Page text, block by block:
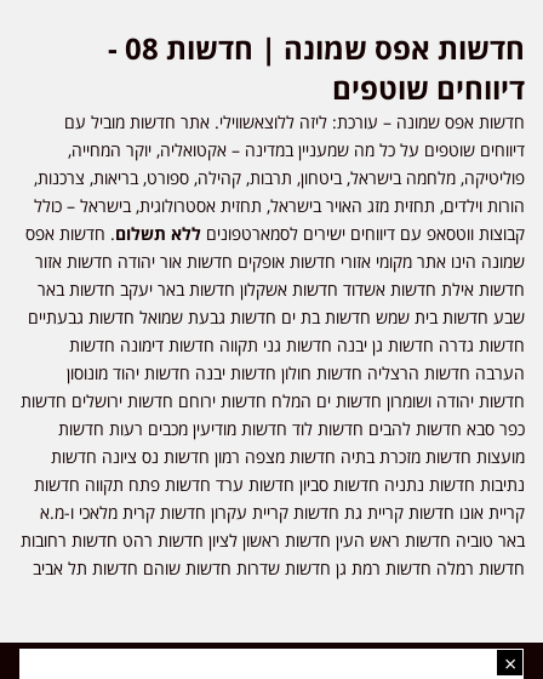
חדשות אפס שמונה | חדשות 08 -
דיווחים שוטפים
חדשות אפס שמונה – עורכת: ליזה ללוצאשווילי. אתר חדשות מוביל עם
דיווחים שוטפים על כל מה שמעניין במדינה – אקטואליה, יוקר המחייה,
פוליטיקה, מלחמה בישראל, ביטחון, תרבות, קהילה, ספורט, בריאות, צרכנות,
הורות וילדים, תחזית מזג האויר בישראל, תחזית אסטרולוגית, בישראל – כולל
קבוצות ווטסאפ עם דיווחים ישירים לסמארטפונים ללא תשלום. חדשות אפס
שמונה הינו אתר מקומי אזורי חדשות אופקים חדשות אור יהודה חדשות אזור
חדשות אילת חדשות אשדוד חדשות אשקלון חדשות באר יעקב חדשות באר
שבע חדשות בית שמש חדשות בת ים חדשות גבעת שמואל חדשות גבעתיים
חדשות גדרה חדשות גן יבנה חדשות גני תקווה חדשות דימונה חדשות
הערבה חדשות הרצליה חדשות חולון חדשות יבנה חדשות יהוד מונוסון
חדשות יהודה ושומרון חדשות ים המלח חדשות ירוחם חדשות ירושלים חדשות
כפר סבא חדשות להבים חדשות לוד חדשות מודיעין מכבים רעות חדשות
מועצות חדשות מזכרת בתיה חדשות מצפה רמון חדשות נס ציונה חדשות
נתיבות חדשות נתניה חדשות סביון חדשות ערד חדשות פתח תקווה חדשות
קריית אונו חדשות קריית גת חדשות קריית עקרון חדשות קרית מלאכי ו-מ.א
באר טוביה חדשות ראש העין חדשות ראשון לציון חדשות רהט חדשות רחובות
חדשות רמלה חדשות רמת גן חדשות שדרות חדשות שוהם חדשות תל אביב
×